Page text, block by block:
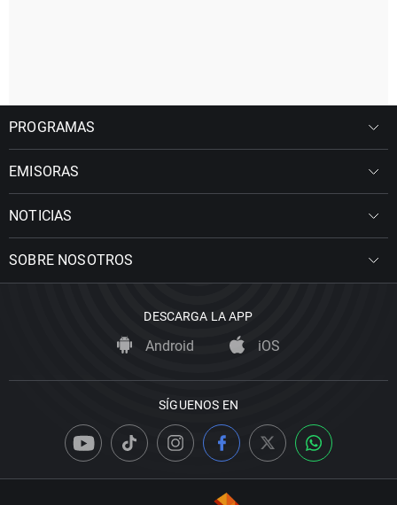
PROGRAMAS
EMISORAS
NOTICIAS
SOBRE NOSOTROS
DESCARGA LA APP
Android iOS
SÍGUENOS EN